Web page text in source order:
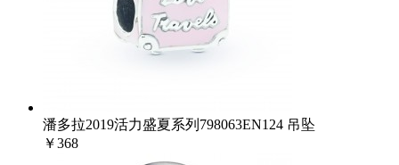
潘多拉2019活力盛夏系列798063EN124 吊坠
￥368